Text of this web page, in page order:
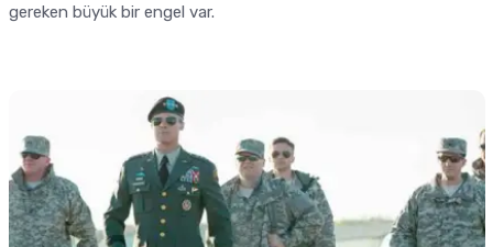
gereken büyük bir engel var.